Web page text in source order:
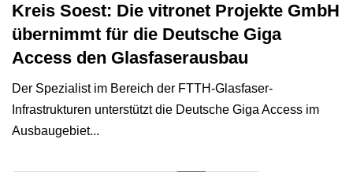
Kreis Soest: Die vitronet Projekte GmbH
übernimmt für die Deutsche Giga
Access den Glasfaserausbau
Der Spezialist im Bereich der FTTH-Glasfaser-
Infrastrukturen unterstützt die Deutsche Giga Access im
Ausbaugebiet...